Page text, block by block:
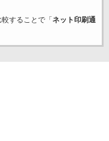
することで「 ネット印刷通